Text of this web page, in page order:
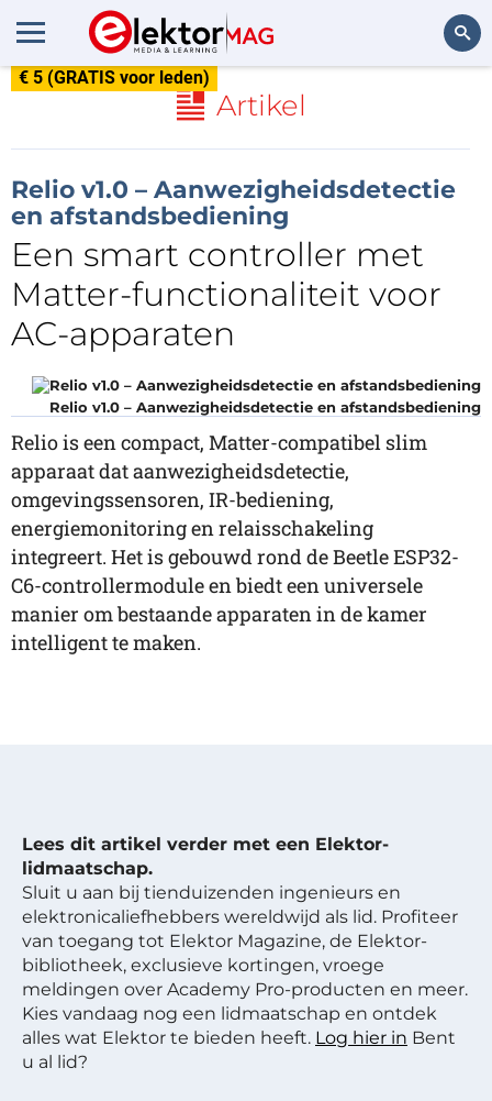
€ 5 (GRATIS voor leden)
Artikel
Relio v1.0 – Aanwezigheidsdetectie
en afstandsbediening
Een smart controller met
Matter-functionaliteit voor
AC-apparaten
Relio v1.0 – Aanwezigheidsdetectie en afstandsbediening
Relio is een compact, Matter-compatibel slim
apparaat dat aanwezigheidsdetectie,
omgevingssensoren, IR-bediening,
energiemonitoring en relaisschakeling
integreert. Het is gebouwd rond de Beetle ESP32-
C6-controllermodule en biedt een universele
manier om bestaande apparaten in de kamer
intelligent te maken.
Lees dit artikel verder met een Elektor-
lidmaatschap.
Sluit u aan bij tienduizenden ingenieurs en
elektronicaliefhebbers wereldwijd als lid. Profiteer
van toegang tot Elektor Magazine, de Elektor-
bibliotheek, exclusieve kortingen, vroege
meldingen over Academy Pro-producten en meer.
Kies vandaag nog een lidmaatschap en ontdek
alles wat Elektor te bieden heeft. Log hier in Bent
u al lid?